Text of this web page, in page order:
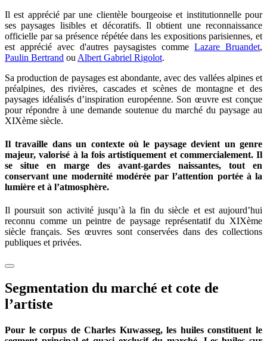
Il est apprécié par une clientèle bourgeoise et institutionnelle pour
ses paysages lisibles et décoratifs. Il obtient une reconnaissance
officielle par sa présence répétée dans les expositions parisiennes, et
est apprécié avec d'autres paysagistes comme Lazare Bruandet,
Paulin Bertrand ou Albert Gabriel Rigolot.
Sa production de paysages est abondante, avec des vallées alpines et
préalpines, des rivières, cascades et scènes de montagne et des
paysages idéalisés d’inspiration européenne. Son œuvre est conçue
pour répondre à une demande soutenue du marché du paysage au
XIXème siècle.
Il travaille dans un contexte où le paysage devient un genre
majeur, valorisé à la fois artistiquement et commercialement. Il
se situe en marge des avant-gardes naissantes, tout en
conservant une modernité modérée par l’attention portée à la
lumière et à l’atmosphère.
Il poursuit son activité jusqu’à la fin du siècle et est aujourd’hui
reconnu comme un peintre de paysage représentatif du XIXème
siècle français. Ses œuvres sont conservées dans des collections
publiques et privées.
Segmentation du marché et cote de
l’artiste
Pour le corpus de Charles Kuwasseg, les huiles constituent le